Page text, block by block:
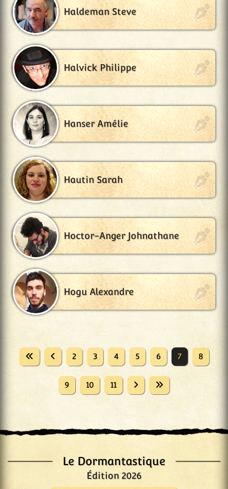
Le Dormantastique
Édition 2026
Haldeman Steve
Halvick Philippe
Hanser Amélie
Hautin Sarah
Hoctor-Anger Johnathane
Hogu Alexandre
2 3 4 5 6 7 8
9 10 11